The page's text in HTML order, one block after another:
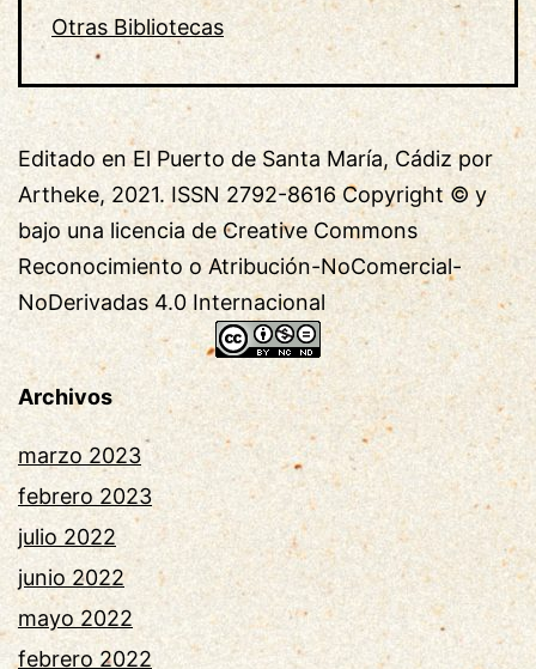
Otras Bibliotecas
Editado en El Puerto de Santa María, Cádiz por
Artheke, 2021. ISSN 2792-8616 Copyright © y
bajo una licencia de Creative Commons
Reconocimiento o Atribución-NoComercial-
NoDerivadas 4.0 Internacional
Archivos
marzo 2023
febrero 2023
julio 2022
junio 2022
mayo 2022
febrero 2022